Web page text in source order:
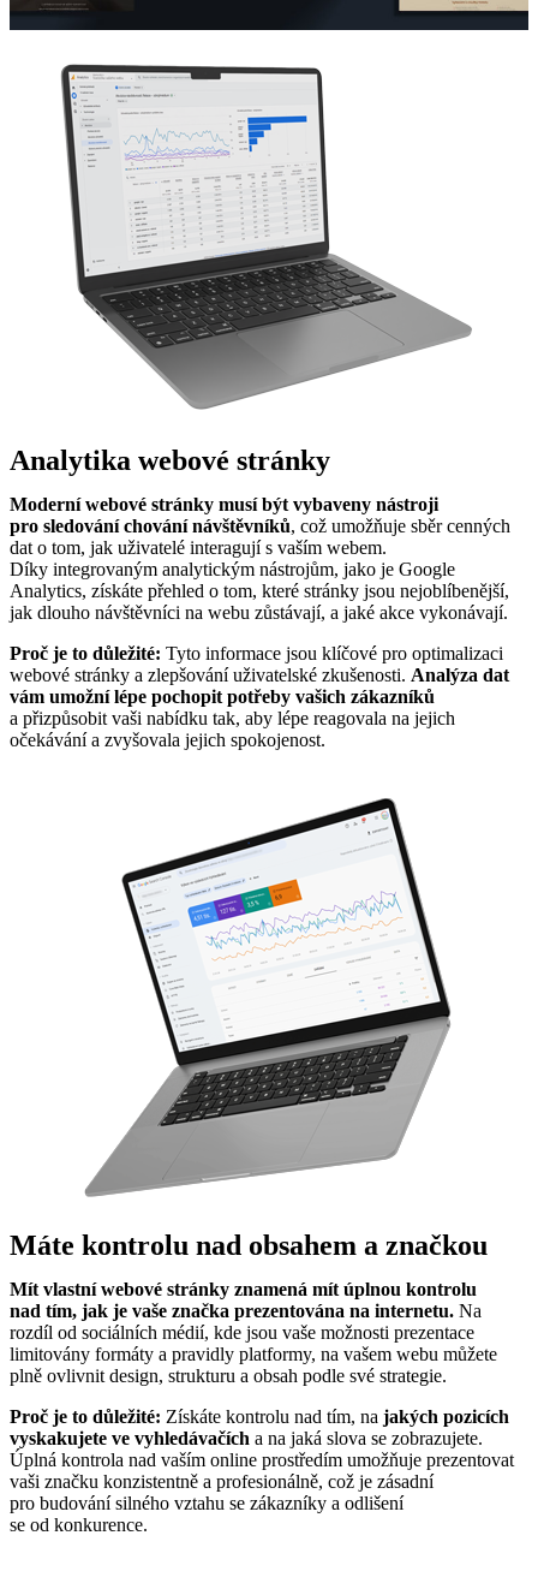
Analytika webové stránky
Moderní webové stránky musí být vybaveny nástroji
pro sledování chování návštěvníků, což umožňuje sběr cenných
dat o tom, jak uživatelé interagují s vaším webem.
Díky integrovaným analytickým nástrojům, jako je Google
Analytics, získáte přehled o tom, které stránky jsou nejoblíbenější,
jak dlouho návštěvníci na webu zůstávají, a jaké akce vykonávají.
Proč je to důležité: Tyto informace jsou klíčové pro optimalizaci
webové stránky a zlepšování uživatelské zkušenosti. Analýza dat
vám umožní lépe pochopit potřeby vašich zákazníků
a přizpůsobit vaši nabídku tak, aby lépe reagovala na jejich
očekávání a zvyšovala jejich spokojenost.
Máte kontrolu nad obsahem a značkou
Mít vlastní webové stránky znamená mít úplnou kontrolu
nad tím, jak je vaše značka prezentována na internetu. Na
rozdíl od sociálních médií, kde jsou vaše možnosti prezentace
limitovány formáty a pravidly platformy, na vašem webu můžete
plně ovlivnit design, strukturu a obsah podle své strategie.
Proč je to důležité: Získáte kontrolu nad tím, na jakých pozicích
vyskakujete ve vyhledávačích a na jaká slova se zobrazujete.
Úplná kontrola nad vaším online prostředím umožňuje prezentovat
vaši značku konzistentně a profesionálně, což je zásadní
pro budování silného vztahu se zákazníky a odlišení
se od konkurence.